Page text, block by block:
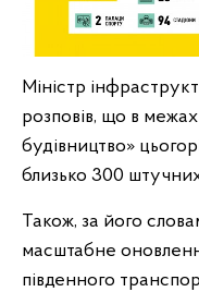
Міністр
розповів, що в
будівництво»
близько 300
Також, за його
масштабне
південного